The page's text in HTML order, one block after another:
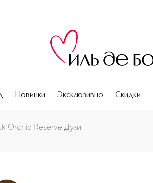
Новинки Эксклюзивно Скидки
Orchid Reserve Духи